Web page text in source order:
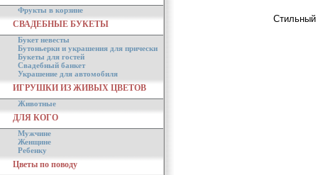
Фрукты в корзине
СВАДЕБНЫЕ БУКЕТЫ
Букет невесты
Бутоньерки и украшения для прически
Букеты для гостей
Свадебный банкет
Украшение для автомобиля
ИГРУШКИ ИЗ ЖИВЫХ ЦВЕТОВ
Животные
ДЛЯ КОГО
Мужчине
Женщине
Ребенку
Цветы по поводу
Стильный